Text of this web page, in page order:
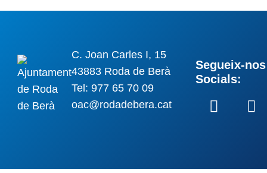
C. Joan Carles I, 15
43883 Roda de Berà
Tel: 977 65 70 09
oac@rodadebera.cat
Segueix-
Socials: